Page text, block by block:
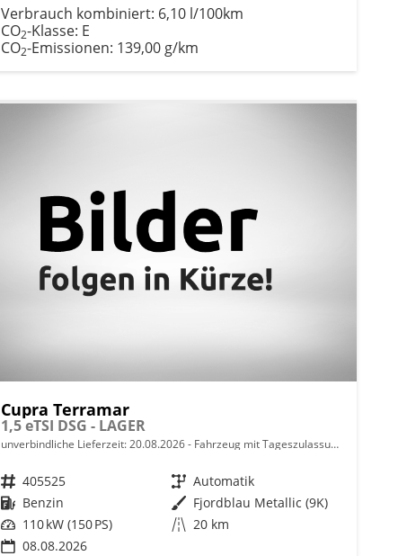
Verbrauch kombiniert: 6,10 l/100km
CO2-Klasse: E
CO2-Emissionen: 139,00 g/km
Cupra Terramar
1,5 eTSI DSG - LAGER
unverbindliche Lieferzeit:20.08.2026 Fahrzeug mit Tageszulassung
Fahrzeugnr. 405525 Getriebe Automatik
Kraftstoff Benzin Außenfarbe Fjordblau Metallic (9K)
Leistung 110 kW (150 PS) Kilometerstand 20 km
08.08.2026